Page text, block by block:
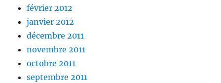
février 2012
janvier 2012
décembre 2011
novembre 2011
octobre 2011
septembre 2011